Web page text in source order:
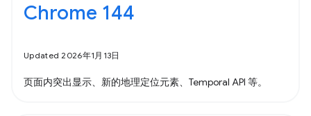
Chrome 144
Updated 2026年1月13日
页面内突出显示、新的地理定位元素、Temporal API 等。